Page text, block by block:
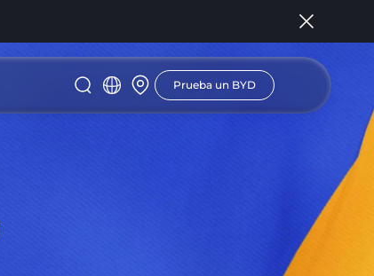
Prueba un BYD